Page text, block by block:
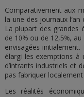
Comparativement aux
la une des journaux
La plupart des grandes
de 10% ou de 12,5%,
envisagées
élargi les exemptions à
d’intrants industriels et
pas fabriquer
Les réalités